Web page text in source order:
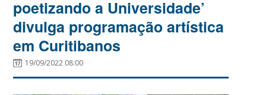
poetizando a Universidade’
divulga programação artística
em Curitibanos
19/09/2022 08:00